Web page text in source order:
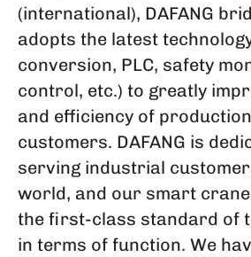
(international), DAFANG
adopts the latest
conversion, PLC, safety
control, etc.) to greatly
and efficiency of
customers. DAFANG is
serving industrial
world, and our smart
the first-class standard of
in terms of function. We